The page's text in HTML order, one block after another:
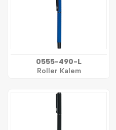
0555-490-L
Roller Kalem